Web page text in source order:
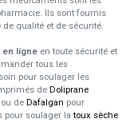
Ils sont fournis
qualité et de sécurité.
en ligne en toute sécurité et
tous les
pour soulager les
de Doliprane
ou de Dafalgan pour
pour soulager latoux sèche